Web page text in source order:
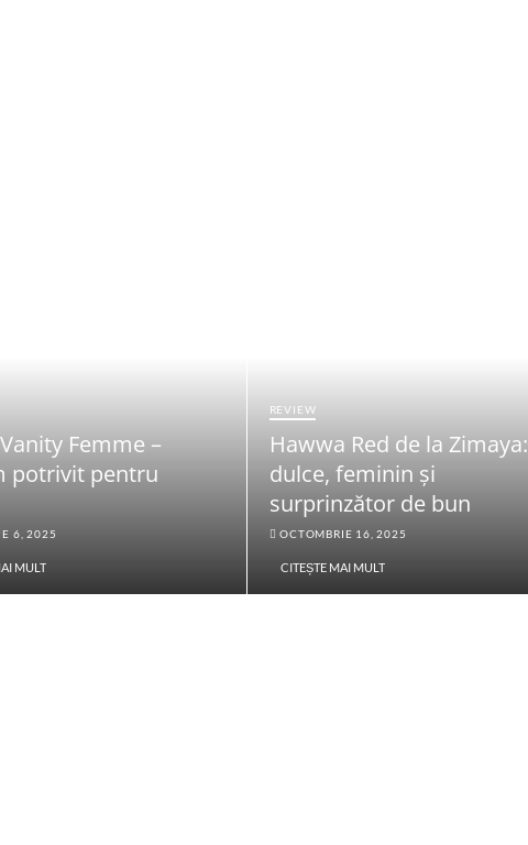
Femme –
potrivit pentru
6, 2025
MULT
REVIEW
Hawwa Red de la Zimaya:
dulce, feminin și
surprinzător de bun
OCTOMBRIE 16, 2025
CITEȘTE MAI MULT